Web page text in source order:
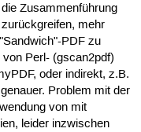
Zusammenführung
mehr
PDF zu
Perl- (gscan2pdf)
oder indirekt, z.B.
Problem mit der
von mit
leider inzwischen